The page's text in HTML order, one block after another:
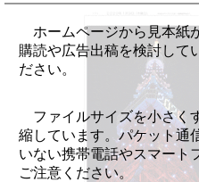
ホームページから見本紙
購読や広告出稿を検討して
ださい。
ファイルサイズを小さく
縮しています。パケット通
いない携帯電話やスマート
ご注意ください。